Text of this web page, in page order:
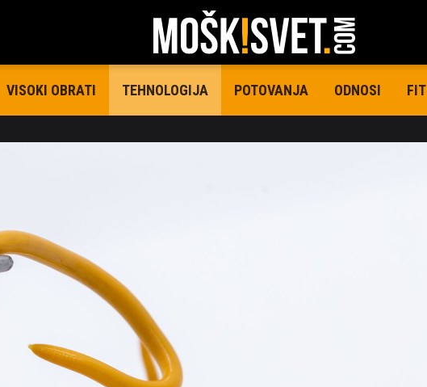
VISOKI OBRATI TEHNOLOGIJA POTOVANJA ODNOSI FIT